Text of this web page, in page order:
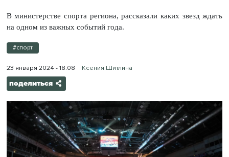
В министерстве спорта региона, рассказали каких звезд ждать
на одном из важных событий года.
#спорт
23 января 2024 - 18:08 Ксения Шитлина
поделиться